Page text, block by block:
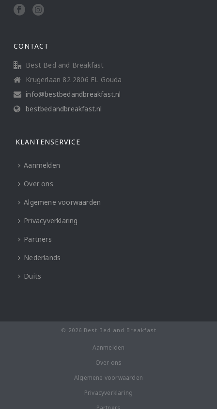
CONTACT
Best Bed and Breakfast
Krugerlaan 82 2806 EL Gouda
info@bestbedandbreakfast.nl
bestbedandbreakfast.nl
KLANTENSERVICE
Aanmelden
Over ons
Algemene voorwaarden
Privacyverklaring
Partners
Nederlands
Duits
© 2026 Best Bed and Breakfast
Aanmelden
Over ons
Algemene voorwaarden
Privacyverklaring